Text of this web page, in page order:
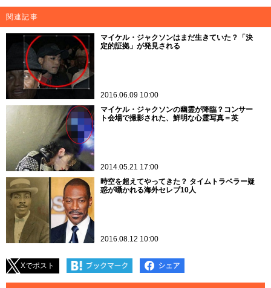
関連記事
マイケル・ジャクソンはまだ生きていた？「決
定的証拠」が発見される
2016.06.09 10:00
マイケル・ジャクソンの幽霊が降臨？コンサー
ト会場で撮影された、鮮明な心霊写真＝英
2014.05.21 17:00
時空を超えてやってきた？ タイムトラベラー疑
惑が囁かれる海外セレブ10人
2016.08.12 10:00
Xでポスト